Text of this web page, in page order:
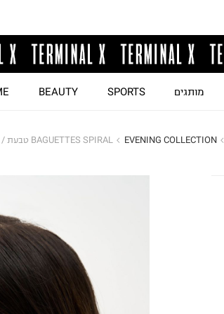
מותגים SPORTS
BEAUTY
EVENING COLLECTION BAGUETTES SPIRAL טבעת / נשים